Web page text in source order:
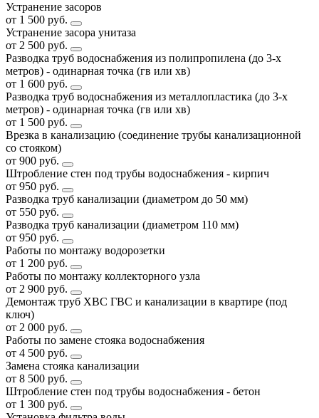
Устранение засоров
от 1 500 руб.
Устранение засора унитаза
от 2 500 руб.
Разводка труб водоснабжения из полипропилена (до 3-х
метров) - одинарная точка (гв или хв)
от 1 600 руб.
Разводка труб водоснабжения из металлопластика (до 3-х
метров) - одинарная точка (гв или хв)
от 1 500 руб.
Врезка в канализацию (соединение трубы канализационной
со стояком)
от 900 руб.
Штробление стен под трубы водоснабжения - кирпич
от 950 руб.
Разводка труб канализации (диаметром до 50 мм)
от 550 руб.
Разводка труб канализации (диаметром 110 мм)
от 950 руб.
Работы по монтажу водорозетки
от 1 200 руб.
Работы по монтажу коллекторного узла
от 2 900 руб.
Демонтаж труб ХВС ГВС и канализации в квартире (под
ключ)
от 2 000 руб.
Работы по замене стояка водоснабжения
от 4 500 руб.
Замена стояка канализации
от 8 500 руб.
Штробление стен под трубы водоснабжения - бетон
от 1 300 руб.